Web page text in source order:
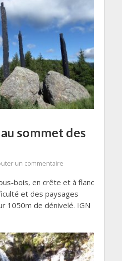
sommet des
un commentaire
bois, en crête et à flanc
et des paysages
1050m de dénivelé. IGN